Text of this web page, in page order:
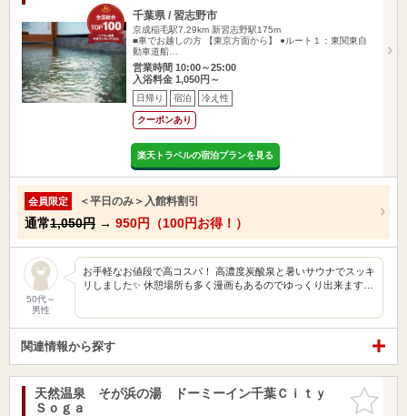
千葉県 / 習志野市
京成稲毛駅7.29km 新習志野駅175m
■車でお越しの方 【東京方面から】 ●ルート１：東関東自
動車道船…
営業時間 10:00～25:00
入浴料金 1,050円～
日帰り 宿泊 冷え性
クーポンあり
楽天トラベルの宿泊プランを見る
会員限定 ＜平日のみ＞入館料割引
通常1,050円 → 950円（100円お得！）
50代～
男性
お手軽なお値段で高コスパ！ 高濃度炭酸泉と暑いサウナでスッキ
リしました✨ 休憩場所も多く漫画もあるのでゆっくり出来ます…
関連情報から探す
お気に入
りに追加
天然温泉 そが浜の湯 ドーミーイン千葉Ｃｉｔｙ
Ｓｏｇａ